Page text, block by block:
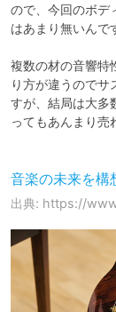
ので、今回のボデ
はあまり無いんで
複数の材の音響特
り方が違うので
すが、結局は大多
ってもあんまり売
音楽の未来を構
出典: https://